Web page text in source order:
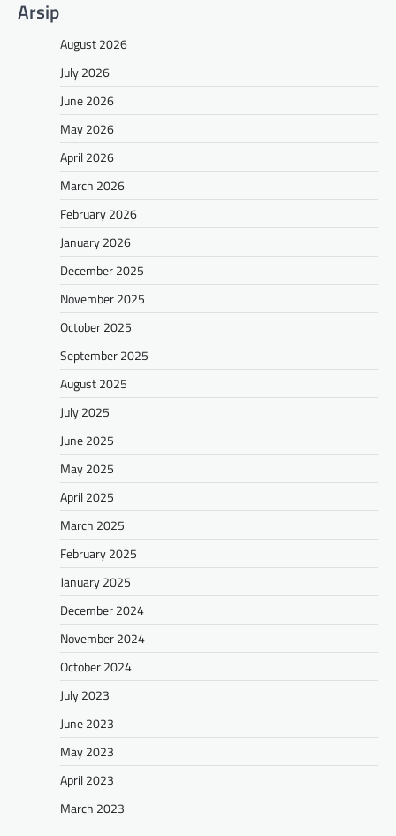
Arsip
August 2026
July 2026
June 2026
May 2026
April 2026
March 2026
February 2026
January 2026
December 2025
November 2025
October 2025
September 2025
August 2025
July 2025
June 2025
May 2025
April 2025
March 2025
February 2025
January 2025
December 2024
November 2024
October 2024
July 2023
June 2023
May 2023
April 2023
March 2023